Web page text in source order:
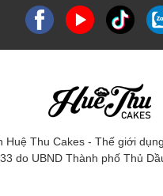
Huệ Thu Cakes - Thế giới
do UBND Thành phố Thủ